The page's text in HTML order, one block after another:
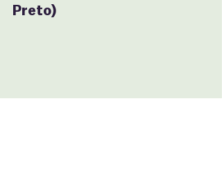
Preto)